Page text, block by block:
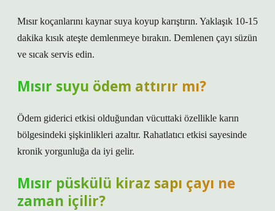
Mısır koçanlarını kaynar suya koyup karıştırın. Yaklaşık 10-15
dakika kısık ateşte demlenmeye bırakın. Demlenen çayı süzün
ve sıcak servis edin.
Mısır suyu ödem attırır mı?
Ödem giderici etkisi olduğundan vücuttaki özellikle karın
bölgesindeki şişkinlikleri azaltır. Rahatlatıcı etkisi sayesinde
kronik yorgunluğa da iyi gelir.
Mısır püskülü kiraz sapı çayı ne
zaman içilir?